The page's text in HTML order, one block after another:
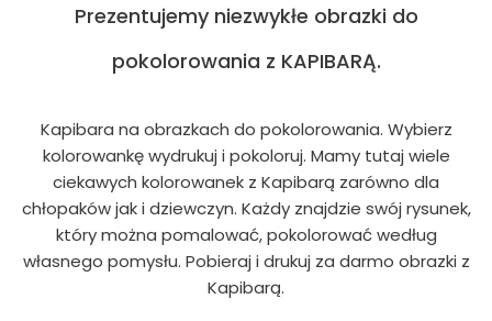
Prezentujemy niezwykłe obrazki do
pokolorowania z KAPIBARĄ.
Kapibara na obrazkach do pokolorowania. Wybierz
kolorowankę wydrukuj i pokoloruj. Mamy tutaj wiele
ciekawych kolorowanek z Kapibarą zarówno dla
chłopaków jak i dziewczyn. Każdy znajdzie swój rysunek,
który można pomalować, pokolorować według
własnego pomysłu. Pobieraj i drukuj za darmo obrazki z
Kapibarą.